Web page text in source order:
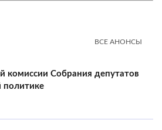
ВСЕ АНОНСЫ
комиссии Собрания депутатов
политике